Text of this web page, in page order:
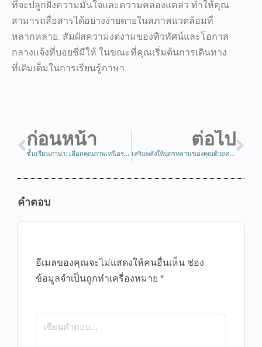
ที่จะปลูกฝังความมั่นใจและความคล่องแคล่ว ทำให้คุณ
สามารถสื่อสารได้อย่างง่ายดายในสภาพแวดล้อมที่
หลากหลาย. สัมผัสความงดงามของทิวทัศน์และโอกาส
กลางแจ้งที่บอยซีมีให้ ในขณะที่คุณเริ่มต้นการเดินทาง
ที่เติมเต็มในการเรียนรู้ภาษา.
ก่อนหน้า
ชั้นเรียนภาษา: เลือกคุณภาพเหนือราคา
ต่อไป
เสริมพลังให้บุตรหลานของคุณด้วยคลาสเรียนภาษาสำหรับเยาวชน!
คำตอบ
อีเมลของคุณจะไม่แสดงให้คนอื่นเห็น ช่อง
ข้อมูลจำเป็นถูกทำเครื่องหมาย *